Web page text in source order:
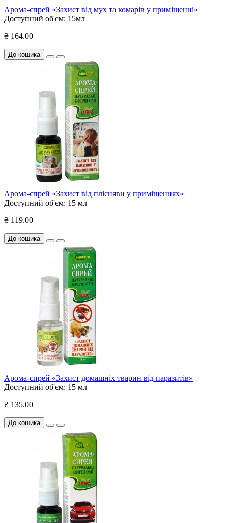
Арома-спрей «Захист від мух та комарів у приміщенні»
Доступний об'єм: 15мл
₴ 164.00
До кошика
Арома-спрей «Захист від плісняви у приміщеннях»
Доступний об'єм: 15 мл
₴ 119.00
До кошика
Арома-спрей «Захист домашніх тварин від паразитів»
Доступний об'єм: 15 мл
₴ 135.00
До кошика